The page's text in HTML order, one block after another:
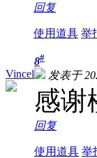
回复
使用道具 举
Vincel
8#
发表于
感谢
回复
使用道具 举